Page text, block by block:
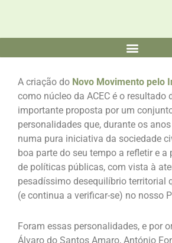
A criação do Novo Movimento pelo
como núcleo da ACEC é o resultado
importante proposta por um
personalidades que, durante os
numa pura iniciativa da sociedade
boa parte do seu tempo a refletir e a
de políticas públicas, com vista à
pesadíssimo desequilíbrio territorial
(e continua a verificar-se) no nosso
Foram essas personalidades, e por
Álvaro do Santos Amaro, António